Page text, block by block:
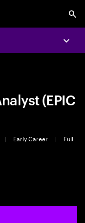
(EPIC
| Early Career |
Full